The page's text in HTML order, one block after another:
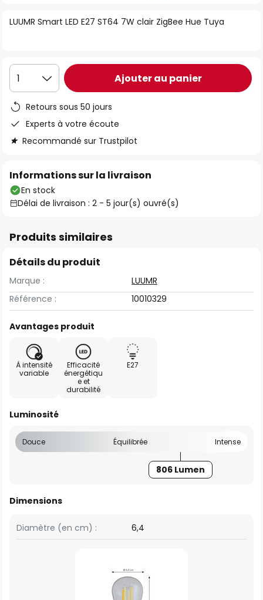
the
LUUMR Smart LED E27 ST64 7W clair ZigBee Hue Tuya
1 Ajouter au panier
Retours sous 50 jours
Experts à votre écoute
Recommandé sur Trustpilot
Informations sur la livraison
En stock
Délai de livraison : 2 - 5 jour(s) ouvré(s)
Produits similaires
Détails du produit
Marque :
LUUMR
Référence :
10010329
Avantages produit
À intensité
variable
Efficacité
énergétiqu
e et
durabilité
E27
Luminosité
Douce Équilibrée Intense
806 Lumen
Dimensions
Diamètre (en cm) : 6,4